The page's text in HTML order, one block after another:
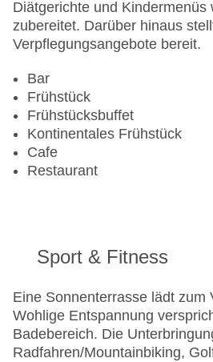
Anzahl der Aufzüge: 1
Haustiere
Sonnenterrasse
Gesamtanzahl der
Gesamtanzahl der Zimmer: 60
Zahlungsarten: American
Mastercard, Visa
Landeskategorie: 4 Sterne
Diätgerichte und Kindermenüs
zubereitet. Darüber hinaus
Verpflegungsangebote bereit.
Bar
Frühstück
Frühstücksbuffet
Kontinentales Frühstück
Cafe
Restaurant
Sport & Fitness
Eine Sonnenterrasse lädt zum
Wohlige Entspannung
Badebereich. Die
Radfahren/Mountainbiking,